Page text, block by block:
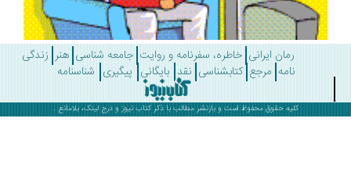
رمان ایرانی خاطره، سفرنامه و روایت جامعه شناسی هنر زندگی
مرجع کتابشناسی نقد بایگانی پیگیری شناسنامه
کلیه حقوق محفوظ است و بازنشر مطالب با ذکرکتاب نیوز و درج لینک، بلامانع .